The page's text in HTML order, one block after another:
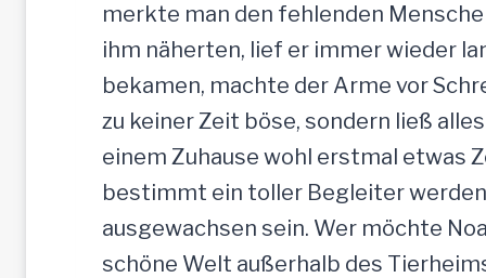
a
d
e
n
b
r
o
merkte man den fehlenden
ihm näherten, lief er immer wieder
bekamen, machte der Arme vor
zu keiner Zeit böse, sondern ließ
einem Zuhause wohl erstmal etwas
bestimmt ein toller Begleiter
ausgewachsen sein. Wer möchte
schöne Welt außerhalb des